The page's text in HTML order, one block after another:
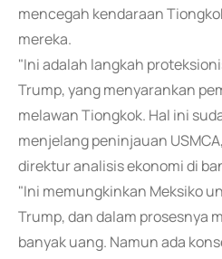
mencegah kendaraan
mereka.
"Ini adalah langkah
Trump, yang menyarankan
melawan Tiongkok. Hal ini
menjelang peninjauan
direktur analisis ekonomi di
"Ini memungkinkan Meksiko
Trump, dan dalam prosesnya
banyak uang. Namun ada